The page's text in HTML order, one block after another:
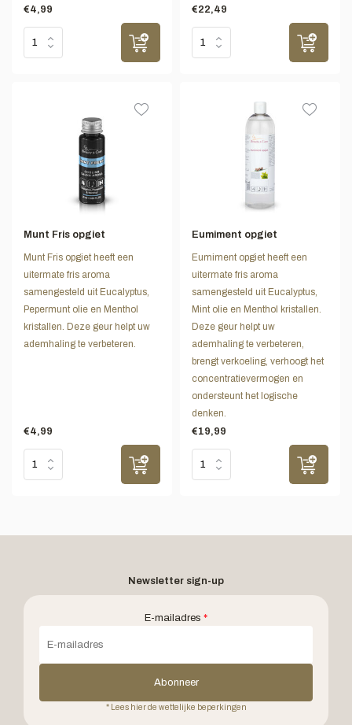
€4,99
€22,49
Munt Fris opgiet
Munt Fris opgiet heeft een
uitermate fris aroma
samengesteld uit Eucalyptus,
Pepermunt olie en Menthol
kristallen. Deze geur helpt uw
ademhaling te verbeteren.
€4,99
Eumiment opgiet
Eumiment opgiet heeft een
uitermate fris aroma
samengesteld uit Eucalyptus,
Mint olie en Menthol kristallen.
Deze geur helpt uw
ademhaling te verbeteren,
brengt verkoeling, verhoogt het
concentratievermogen en
ondersteunt het logische
denken.
€19,99
Newsletter sign-up
E-mailadres *
Abonneer
* Lees hier de wettelijke beperkingen